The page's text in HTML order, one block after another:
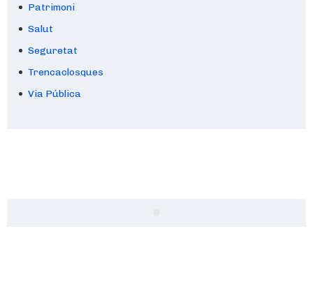
Patrimoni
Salut
Seguretat
Trencaclosques
Via Pública